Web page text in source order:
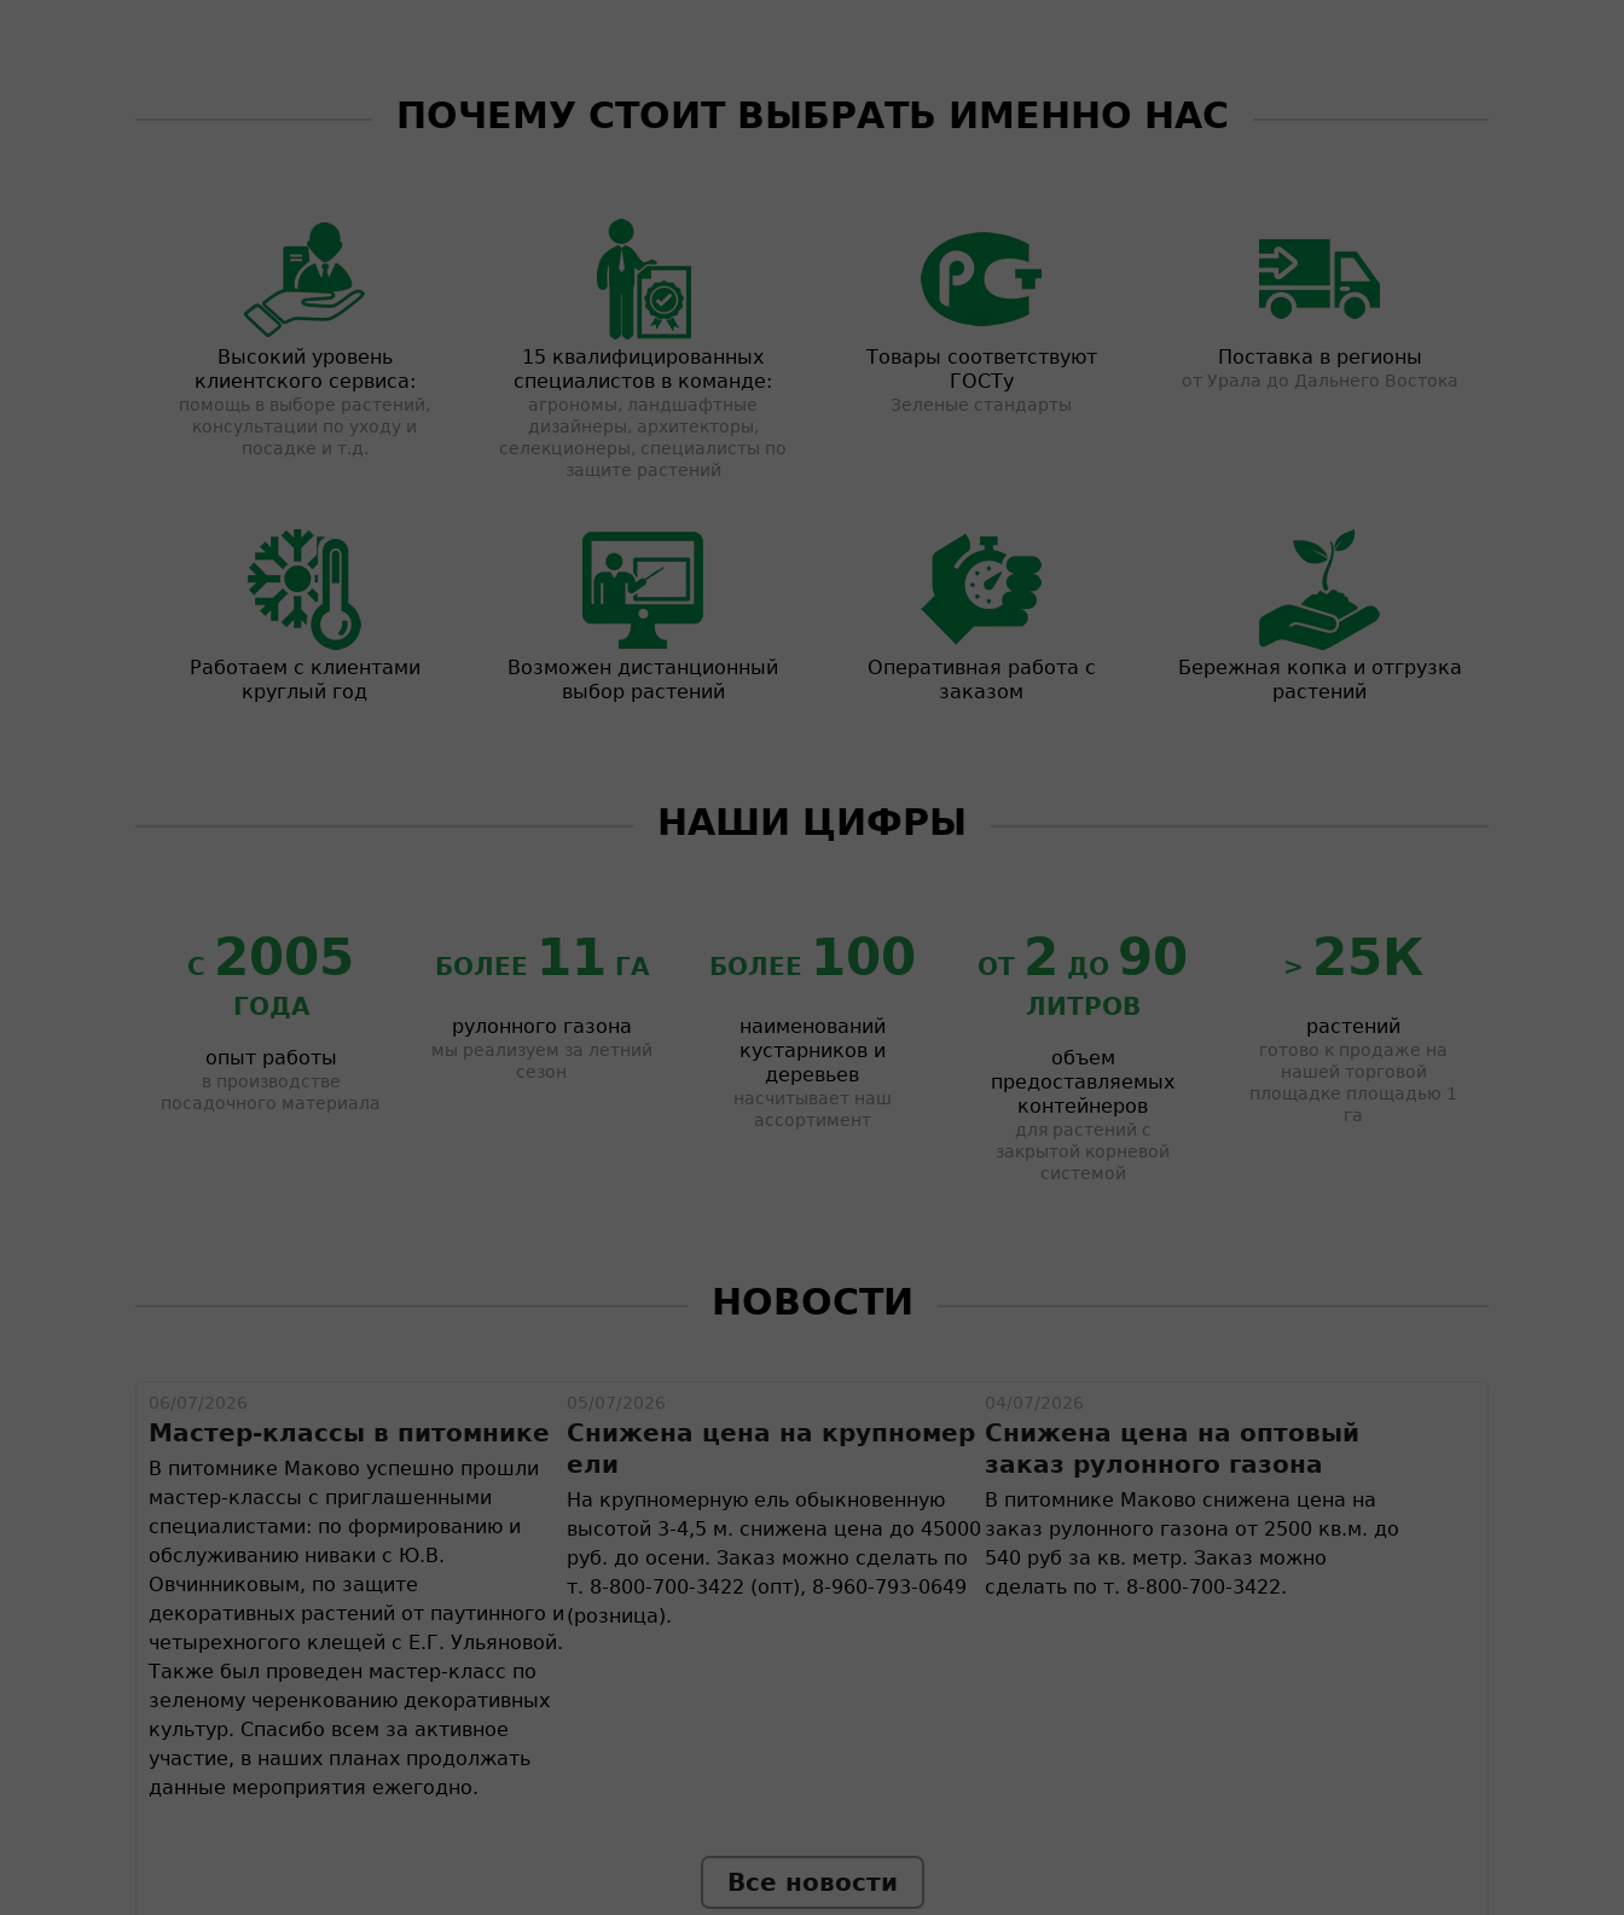
ПОЧЕМУ СТОИТ ВЫБРАТЬ ИМЕННО НАС
Высокий уровень
клиентского сервиса:
помощь в выборе растений,
консультации по уходу и
посадке и т.д.
15 квалифицированных
специалистов в команде:
агрономы, ландшафтные
дизайнеры, архитекторы,
селекционеры, специалисты по
защите растений
Товары соответствуют
ГОСТу
Зеленые стандарты
Поставка в регионы
от Урала до Дальнего Востока
Работаем с клиентами
круглый год
Возможен дистанционный
выбор растений
Оперативная работа с
заказом
Бережная копка и отгрузка
растений
НАШИ ЦИФРЫ
С 2005
ГОДА
опыт работы
в производстве
посадочного материала
БОЛЕЕ 11 ГА
рулонного газона
мы реализуем за летний
сезон
БОЛЕЕ 100
наименований
кустарников и
деревьев
насчитывает наш
ассортимент
ОТ 2 ДО 90
ЛИТРОВ
объем
предоставляемых
контейнеров
для растений с
закрытой корневой
системой
> 25К
растений
готово к продаже на
нашей торговой
площадке площадью 1
га
НОВОСТИ
06/07/2026
Мастер-классы в питомнике
В питомнике Маково успешно прошли
мастер-классы с приглашенными
специалистами: по формированию и
обслуживанию ниваки с Ю.В.
Овчинниковым, по защите
декоративных растений от паутинного и
четырехногого клещей с Е.Г. Ульяновой.
Также был проведен мастер-класс по
зеленому черенкованию декоративных
культур. Спасибо всем за активное
участие, в наших планах продолжать
данные мероприятия ежегодно.
05/07/2026
Снижена цена на крупномер
ели
На крупномерную ель обыкновенную
высотой 3-4,5 м. снижена цена до 45000
руб. до осени. Заказ можно сделать по
т. 8-800-700-3422 (опт), 8-960-793-0649
(розница).
04/07/2026
Снижена цена на оптовый
заказ рулонного газона
В питомнике Маково снижена цена на
заказ рулонного газона от 2500 кв.м. до
540 руб за кв. метр. Заказ можно
сделать по т. 8-800-700-3422.
Все новости